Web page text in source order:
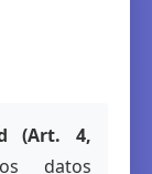
(Art. 4,
datos